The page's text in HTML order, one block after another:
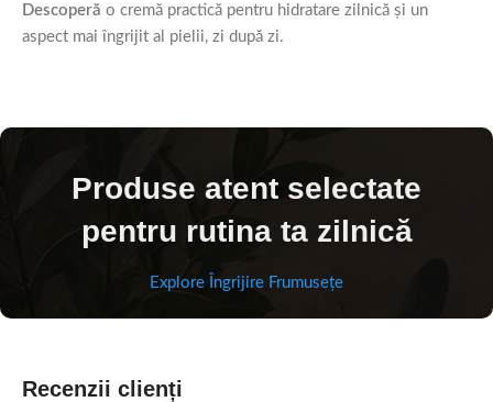
Descoperă o cremă practică pentru hidratare zilnică și un
aspect mai îngrijit al pielii, zi după zi.
Produse atent selectate
pentru rutina ta zilnică
Explore Îngrijire Frumusețe
Recenzii clienți